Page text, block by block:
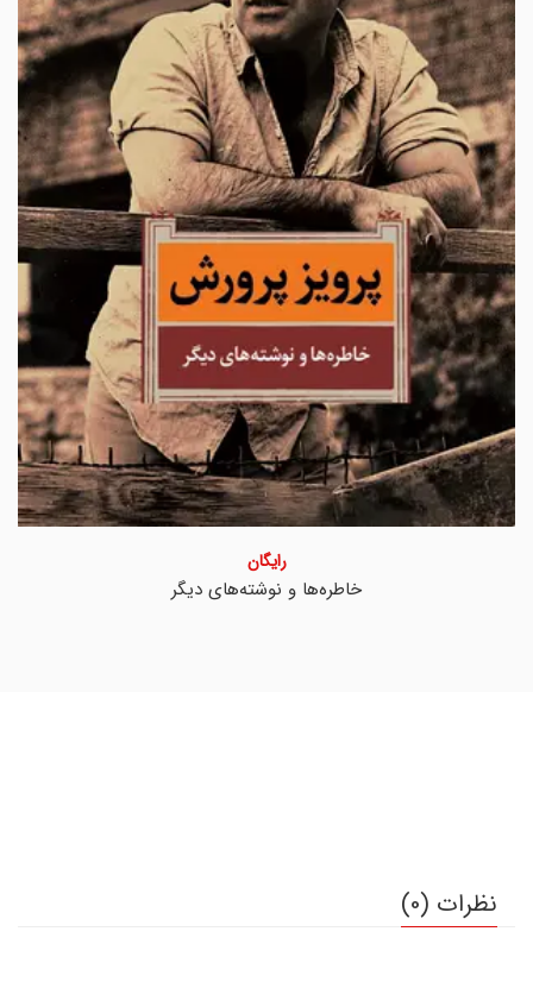
خاطره‌‌‌ها و نوشته‌های دیگر
رایگان
نظرات (0)